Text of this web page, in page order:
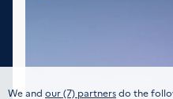
We and our (7) partnersdo the